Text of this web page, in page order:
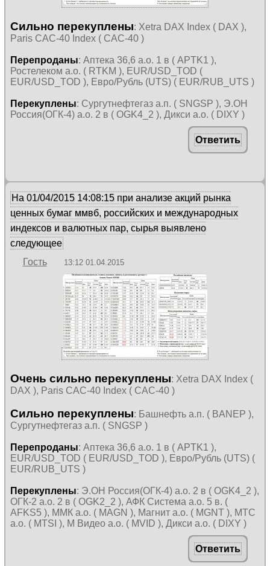
Сильно перекуплены: Xetra DAX Index ( DAX ),
Paris CAC-40 Index ( CAC-40 )
Перепроданы: Аптека 36,6 а.о. 1 в ( APTK1 ),
Ростелеком а.о. ( RTKM ), EUR/USD_TOD (
EUR/USD_TOD ), Евро/Рубль (UTS) ( EUR/RUB_UTS )
Перекуплены: Сургутнефтегаз а.п. ( SNGSP ), Э.ОН
Россия(ОГК-4) а.о. 2 в ( OGK4_2 ), Дикси а.о. ( DIXY )
Ответить
На 01/04/2015 14:08:15 при анализе акций рынка
ценных бумаг ммвб, российских и международных
индексов и валютных пар, сырья выявлено
следующее
Гость
13:12 01.04.2015
Очень сильно перекуплены: Xetra DAX Index (
DAX ), Paris CAC-40 Index ( CAC-40 )
Сильно перекуплены: Башнефть а.п. ( BANEP ),
Сургутнефтегаз а.п. ( SNGSP )
Перепроданы: Аптека 36,6 а.о. 1 в ( APTK1 ),
EUR/USD_TOD ( EUR/USD_TOD ), Евро/Рубль (UTS) (
EUR/RUB_UTS )
Перекуплены: Э.ОН Россия(ОГК-4) а.о. 2 в ( OGK4_2 ),
ОГК-2 а.о. 2 в ( OGK2_2 ), АФК Система а.о. 5 в. (
AFKS5 ), ММК а.о. ( MAGN ), Магнит а.о. ( MGNT ), МТС
а.о. ( MTSI ), М Видео а.о. ( MVID ), Дикси а.о. ( DIXY )
Ответить